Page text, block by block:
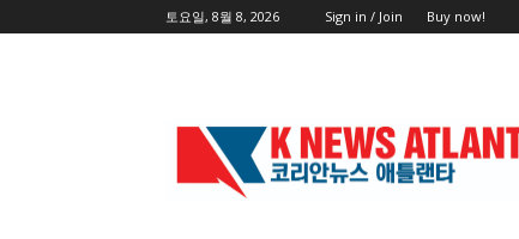
토요일, 8월 8, 2026 Sign in / Join Buy now!